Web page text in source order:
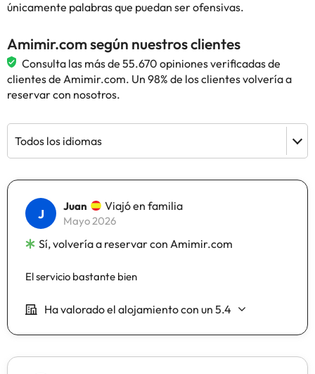
únicamente palabras que puedan ser ofensivas.
Amimir.com según nuestros clientes
Consulta las más de 55.670 opiniones verificadas de
clientes de Amimir.com. Un 98% de los clientes volvería a
reservar con nosotros.